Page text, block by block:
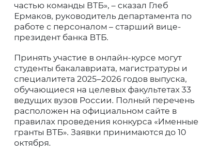
частью команды ВТБ», – сказал Глеб
Ермаков, руководитель департамента по
работе с персоналом – старший вице-
президент банка ВТБ.
Принять участие в онлайн-курсе могут
студенты бакалавриата, магистратуры и
специалитета 2025–2026 годов выпуска,
обучающиеся на целевых факультетах 33
ведущих вузов России. Полный перечень
расположен на официальном сайте в
правилах проведения конкурса «Именные
гранты ВТБ». Заявки принимаются до 10
октября.